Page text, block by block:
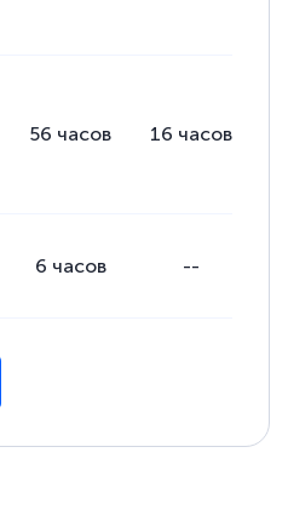
56 часов 16 часов
6 часов --